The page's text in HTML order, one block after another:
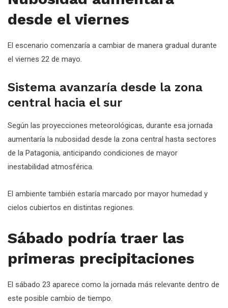
desde el viernes
El escenario comenzaría a cambiar de manera gradual durante
el viernes 22 de mayo.
Sistema avanzaría desde la zona
central hacia el sur
Según las proyecciones meteorológicas, durante esa jornada
aumentaría la nubosidad desde la zona central hasta sectores
de la Patagonia, anticipando condiciones de mayor
inestabilidad atmosférica.
El ambiente también estaría marcado por mayor humedad y
cielos cubiertos en distintas regiones.
Sábado podría traer las
primeras precipitaciones
El sábado 23 aparece como la jornada más relevante dentro de
este posible cambio de tiempo.